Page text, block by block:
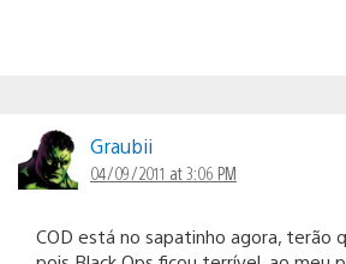
Graubii
04/09/2011 at 3:06 PM
COD está no sapatinho agora, terão